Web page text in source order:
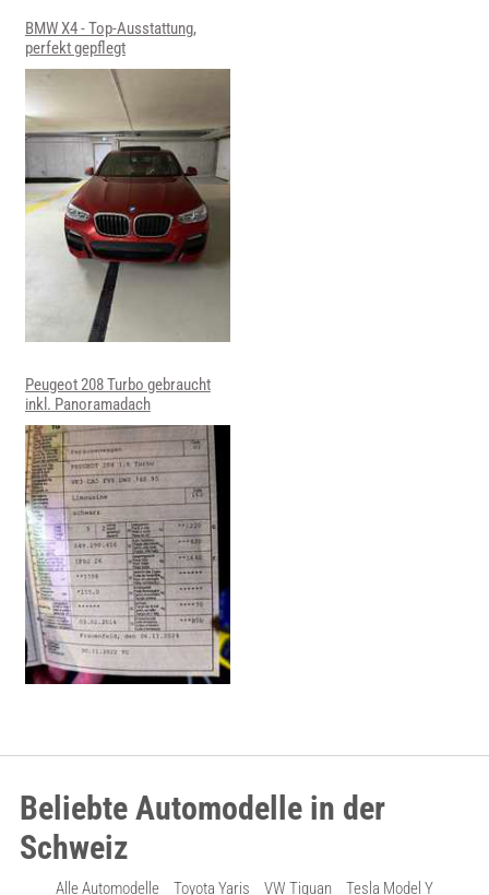
BMW X4 - Top-Ausstattung,
perfekt gepflegt
Peugeot 208 Turbo gebraucht
inkl. Panoramadach
Beliebte Automodelle in der
Schweiz
Alle Automodelle Toyota Yaris VW Tiguan Tesla Model Y